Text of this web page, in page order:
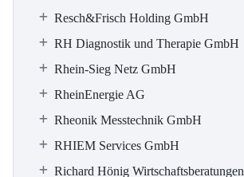
Resch&Frisch Holding GmbH
RH Diagnostik und Therapie GmbH
Rhein-Sieg Netz GmbH
RheinEnergie AG
Rheonik Messtechnik GmbH
RHIEM Services GmbH
Richard Hönig Wirtschaftsberatungen